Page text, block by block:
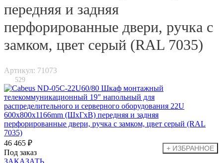
передняя и задняя
перфорированные двери, ручка с
замком, цвет серый (RAL 7035)
Артикул: 71073
529
46 465 ₽
Под заказ
ЗАКАЗАТЬ